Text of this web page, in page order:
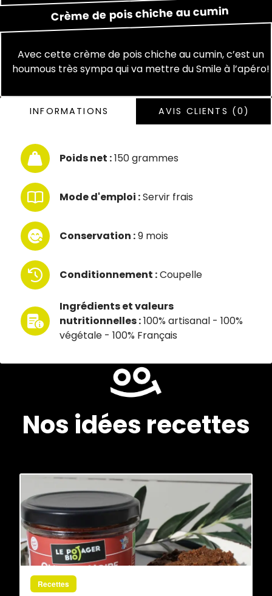
Crèmedepoischicheaucumin
Avec cette crème de pois chiche au cumin, c’est un
houmous très sympa qui va mettre du Smile à l’apéro!
INFORMATIONS AVIS CLIENTS (0)
Poids net :150 grammes
Mode d'emploi :Servir frais
Conservation :9 mois
Conditionnement :Coupelle
Ingrédients et valeurs
nutritionnelles :100% artisanal - 100%
végétale - 100% Français
Nos idées recettes
Recettes